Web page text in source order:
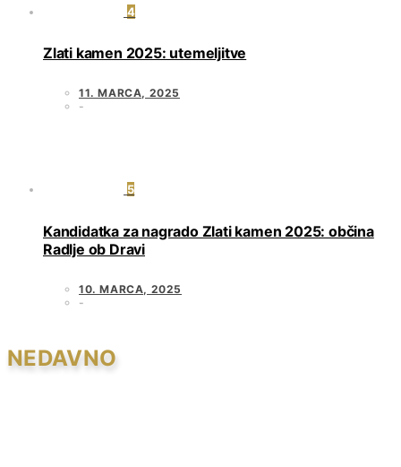
4
Zlati kamen 2025: utemeljitve
11. MARCA, 2025
5
Kandidatka za nagrado Zlati kamen 2025: občina
Radlje ob Dravi
10. MARCA, 2025
NEDAVNO